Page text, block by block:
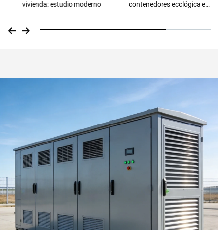
vivienda: estudio moderno
contenedores ecológica e